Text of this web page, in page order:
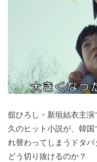
舘ひろし・新垣結衣主
久のヒット小説が、韓
れ替わってしまうドタ
どう切り抜けるのか？